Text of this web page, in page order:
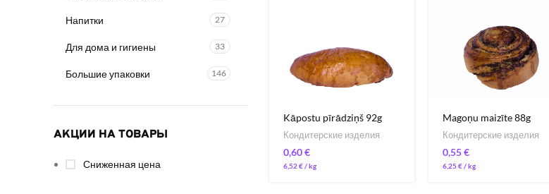
Напитки 27
Для дома и гигиены 33
Большие упаковки 146
АКЦИИ НА ТОВАРЫ
Сниженная цена
Kāpostu pīrādziņš 92g
Кондитерские изделия
€
6,52€ /
Magoņu maizīte 88g
Кондитерские изделия
€
6,25€/